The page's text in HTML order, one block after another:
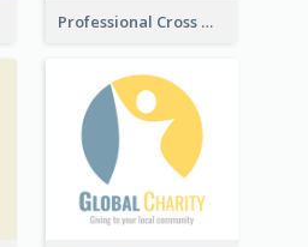
Professional Cross With ECG Logo For Clinic